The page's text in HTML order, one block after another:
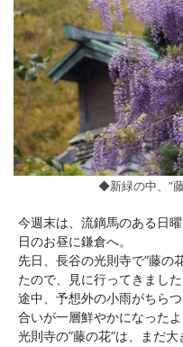
◆新緑の中、”
今週末は、流鏑馬のある日
日のお昼に鎌倉へ。
先日、長谷の光則寺で”藤の
たので、見に行ってきました
途中、予想外の小雨がちら
合いが一層鮮やかになったよ
光則寺の”藤の花”は、まだ